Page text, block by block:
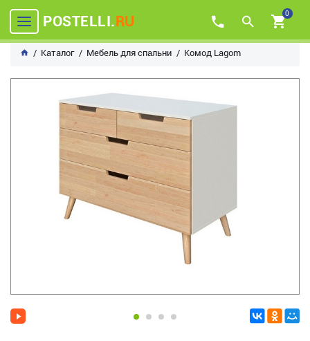
POSTELLI.RU 0
Каталог Мебель для спальни Комод Lagom